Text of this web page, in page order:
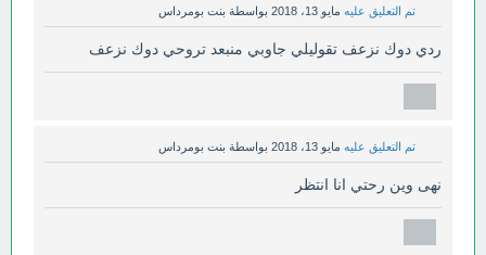
تم التعليق عليه مايو 13، 2018 بواسطة بنت بومرداس
ردي دوك نزعف تقوليلي جاوبي منبعد تروحي دوك نزعف
تم التعليق عليه مايو 13، 2018 بواسطة بنت بومرداس
نهى وين رحتي انا انتظر